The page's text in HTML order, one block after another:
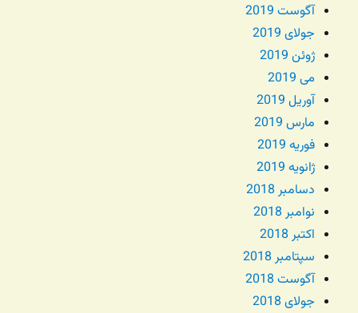
آگوست 2019
جولای 2019
ژوئن 2019
می 2019
آوریل 2019
مارس 2019
فوریه 2019
ژانویه 2019
دسامبر 2018
نوامبر 2018
اکتبر 2018
سپتامبر 2018
آگوست 2018
جولای 2018